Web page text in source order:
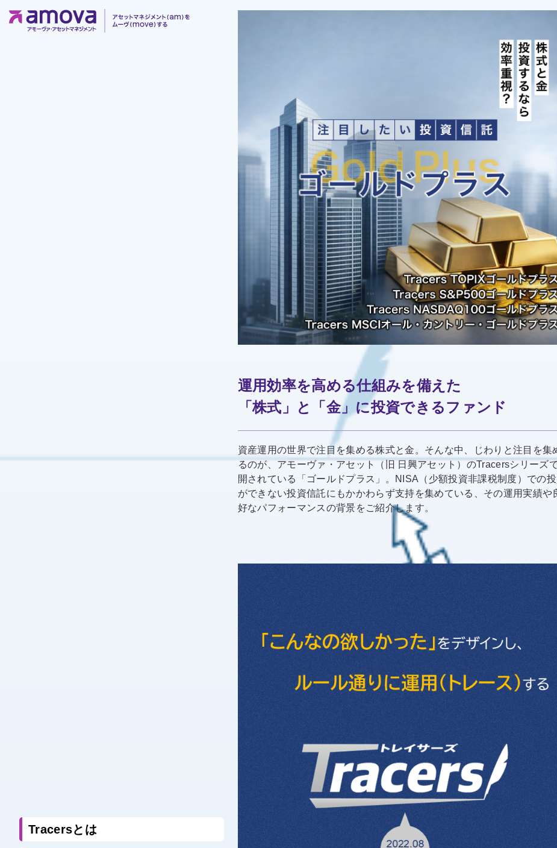
Tracersとは
運用効率を高める仕組みを備えた
「株式」と「金」に投資できるファンド
資産運用の世界で注目を集める株式と金。そんな中、じわりと注目を集
るのが、アモーヴァ・アセット（旧 日興アセット）のTracersシリーズ
開されている「ゴールドプラス」。NISA（少額投資非課税制度）での
ができない投資信託にもかかわらず支持を集めている、その運用実績や
好なパフォーマンスの背景をご紹介します。